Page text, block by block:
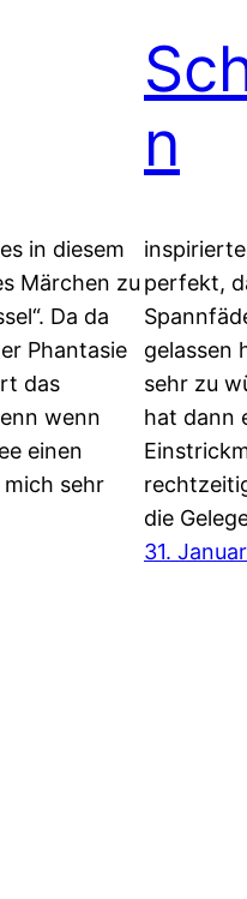
in diesem
Märchen zu
Da da
Phantasie
das
wenn
einen
sehr
n
perfekt,
gelassen
sehr zu
hat dann
die
31.